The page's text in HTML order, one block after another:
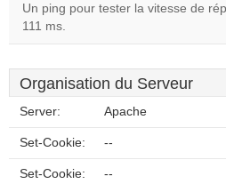
Un ping pour tester la vitesse de
111 ms.
Organisation du Serveur
Server: Apache
Set-Cookie: --
Set-Cookie: --